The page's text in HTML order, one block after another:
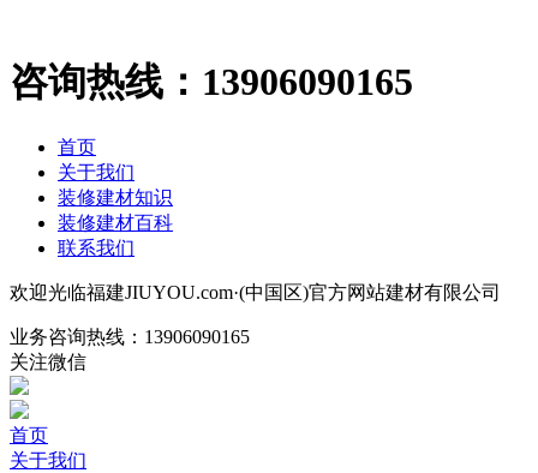
咨询热线： 13906090165
首页
关于我们
装修建材知识
装修建材百科
联系我们
欢迎光临福建JIUYOU.com·(中国区)官方网站建材有限公司
业务咨询热线： 13906090165
关注微信
首页
关于我们